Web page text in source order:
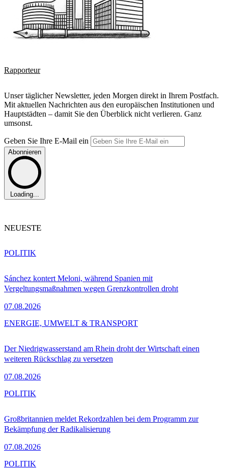
Rapporteur
Unser täglicher Newsletter, jeden Morgen direkt in Ihrem Postfach.
Mit aktuellen Nachrichten aus den europäischen Institutionen und
Hauptstädten – damit Sie den Überblick nicht verlieren. Ganz
umsonst.
Geben Sie Ihre E-Mail ein
Abonnieren
Loading...
NEUESTE
Sánchez kontert Meloni, während Spanien mit
Vergeltungsmaßnahmen wegen Grenzkontrollen droht
07.08.2026
POLITIK
Der Niedrigwasserstand am Rhein droht der Wirtschaft einen
weiteren Rückschlag zu versetzen
07.08.2026
ENERGIE, UMWELT & TRANSPORT
Großbritannien meldet Rekordzahlen bei dem Programm zur
Bekämpfung der Radikalisierung
07.08.2026
POLITIK
POLITIK